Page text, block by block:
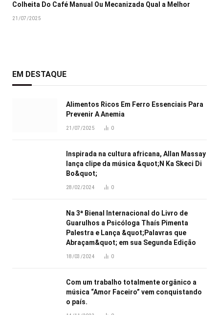
Colheita Do Café Manual Ou Mecanizada Qual a Melhor
21/07/2025
EM DESTAQUE
Alimentos Ricos Em Ferro Essenciais Para
Prevenir A Anemia
21/07/2025 0
Inspirada na cultura africana, Allan Massay
lança clipe da música &quot;N Ka Skeci Di
Bo&quot;
28/02/2024 0
Na 3ª Bienal Internacional do Livro de
Guarulhos a Psicóloga Thaís Pimenta
Palestra e Lança &quot;Palavras que
Abraçam&quot; em sua Segunda Edição
18/03/2024 0
Com um trabalho totalmente orgânico a
música “Amor Faceiro” vem conquistando
o país.